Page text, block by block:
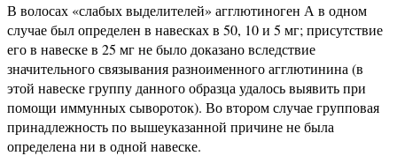
В волосах «слабых выделителей» агглютиноген А в одном
случае был определен в навесках в 50, 10 и 5 мг; присутствие
его в навеске в 25 мг не было доказано вследствие
значительного связывания разноименного агглютинина (в
этой навеске группу данного образца удалось выявить при
помощи иммунных сывороток). Во втором случае групповая
принадлежность по вышеуказанной причине не была
определена ни в одной навеске.